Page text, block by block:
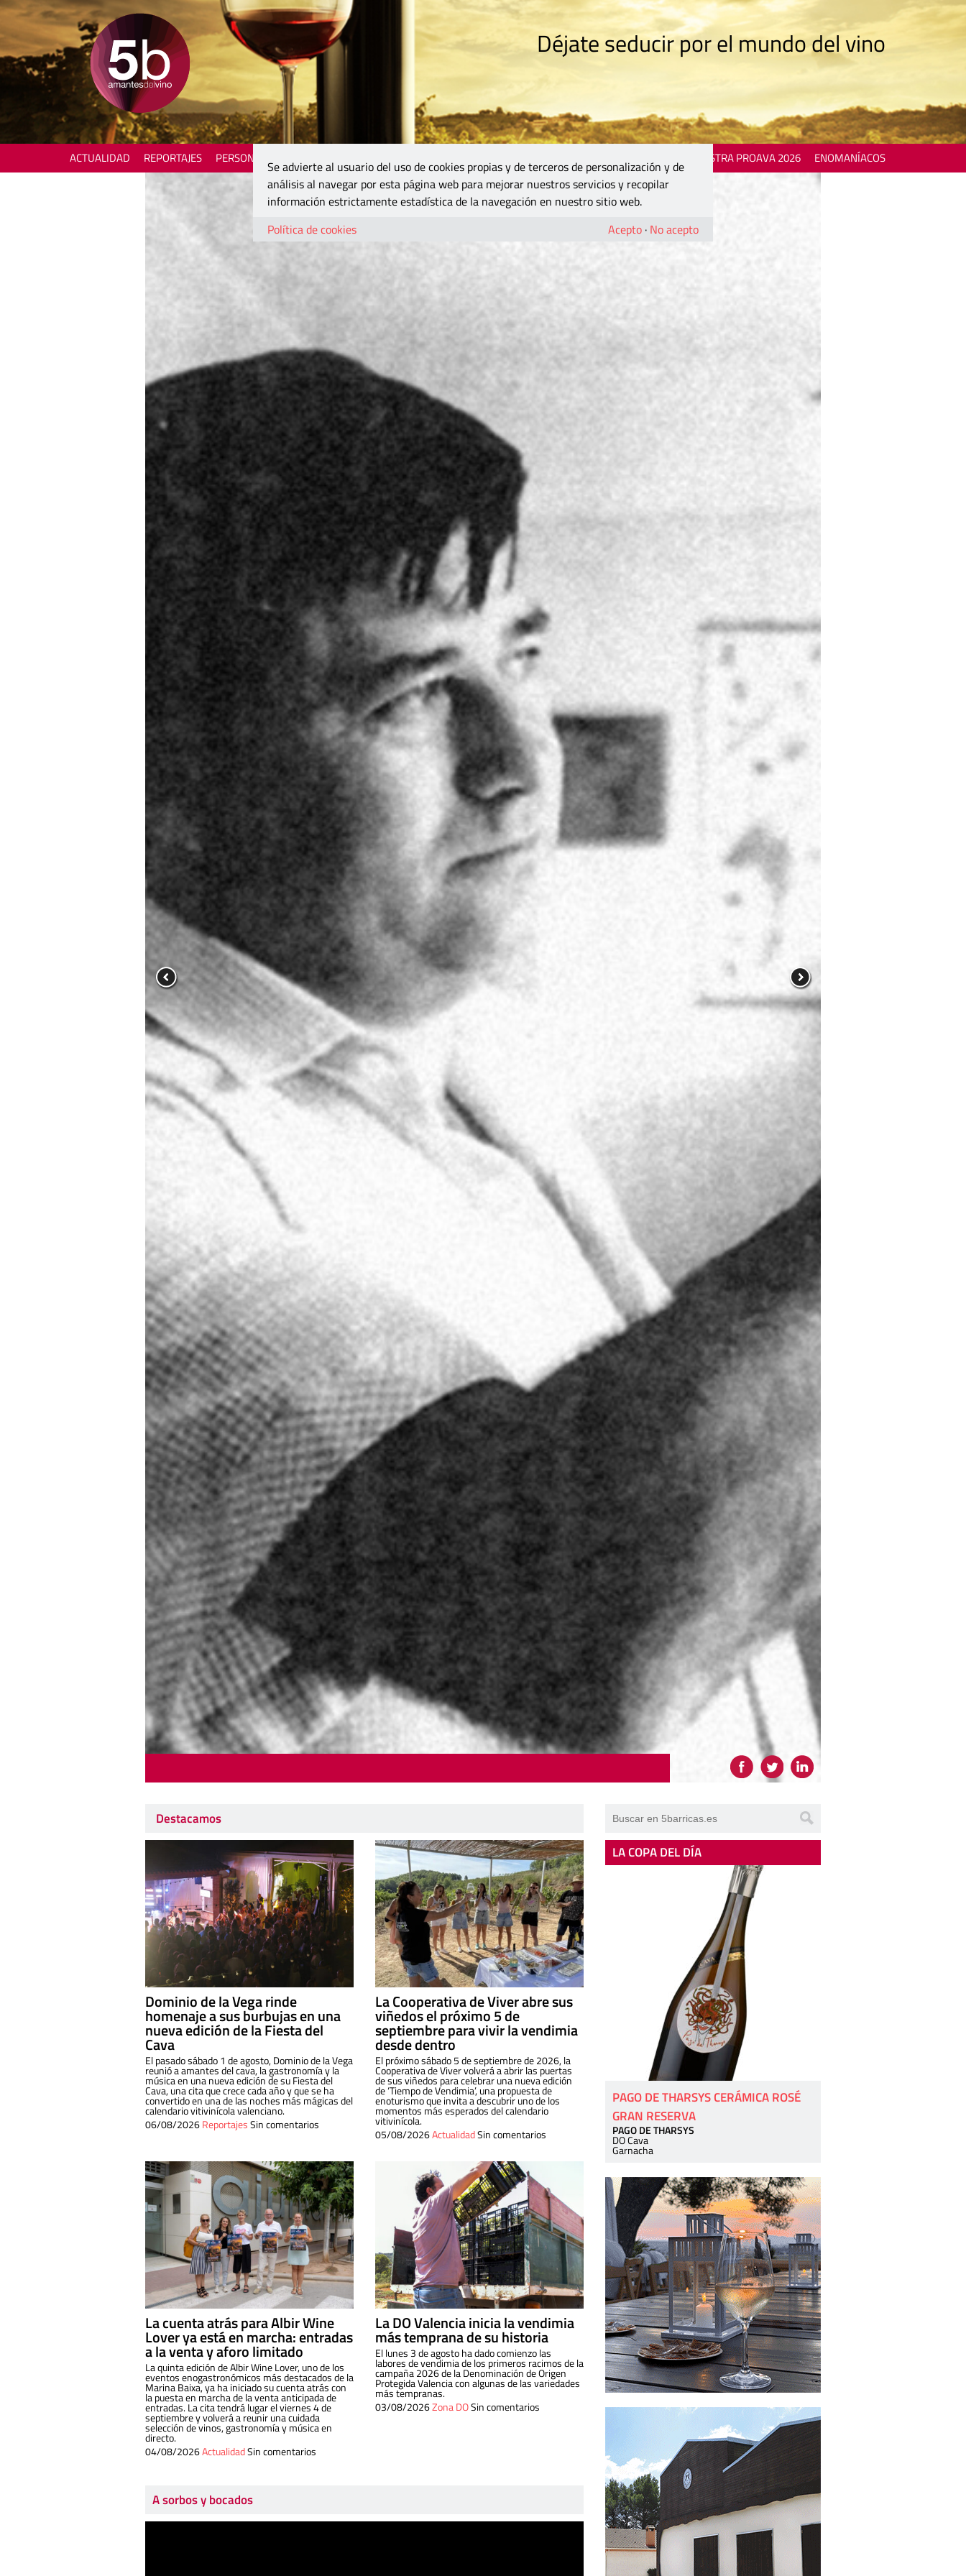
Déjate seducir por el mundo del vino
ACTUALIDAD REPORTAJES PERSONAJES MOSTRA PROAVA 2026 ENOMANÍACOS
Destacamos
Dominio de la Vega rinde
homenaje a sus burbujas en una
nueva edición de la Fiesta del
Cava
El pasado sábado 1 de agosto, Dominio de la Vega
reunió a amantes del cava, la gastronomía y la
música en una nueva edición de su Fiesta del
Cava, una cita que crece cada año y que se ha
convertido en una de las noches más mágicas del
calendario vitivinícola valenciano.
06/08/2026ReportajesSin comentarios
La Cooperativa de Viver abre sus
viñedos el próximo 5 de
septiembre para vivir la vendimia
desde dentro
El próximo sábado 5 de septiembre de 2026, la
Cooperativa de Viver volverá a abrir las puertas
de sus viñedos para celebrar una nueva edición
de ‘Tiempo de Vendimia’, una propuesta de
enoturismo que invita a descubrir uno de los
momentos más esperados del calendario
vitivinícola.
05/08/2026ActualidadSin comentarios
La cuenta atrás para Albir Wine
Lover ya está en marcha: entradas
a la venta y aforo limitado
La quinta edición de Albir Wine Lover, uno de los
eventos enogastronómicos más destacados de la
Marina Baixa, ya ha iniciado su cuenta atrás con
la puesta en marcha de la venta anticipada de
entradas. La cita tendrá lugar el viernes 4 de
septiembre y volverá a reunir una cuidada
selección de vinos, gastronomía y música en
directo.
04/08/2026ActualidadSin comentarios
La DO Valencia inicia la vendimia
más temprana de su historia
El lunes 3 de agosto ha dado comienzo las
labores de vendimia de los primeros racimos de la
campaña 2026 de la Denominación de Origen
Protegida Valencia con algunas de las variedades
más tempranas.
03/08/2026Zona DOSin comentarios
A sorbos y bocados
LA COPA DEL DÍA
PAGO DE THARSYS CERÁMICA ROSÉ
GRAN RESERVA
PAGO DE THARSYS
DO Cava
Garnacha
Se advierte al usuario del uso de cookies propias y de terceros de personalización y de
análisis al navegar por esta página web para mejorar nuestros servicios y recopilar
información estrictamente estadística de la navegación en nuestro sitio web.
Política de cookies
Acepto · No acepto